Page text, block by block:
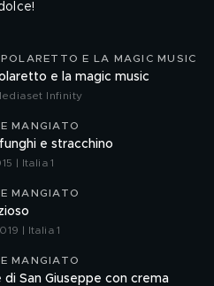
E LA MAGIC MUSIC
e la magic music
Infinity
MANGIATO
e stracchino
| Italia 1
MANGIATO
| Italia 1
MANGIATO
di San Giuseppe con crema